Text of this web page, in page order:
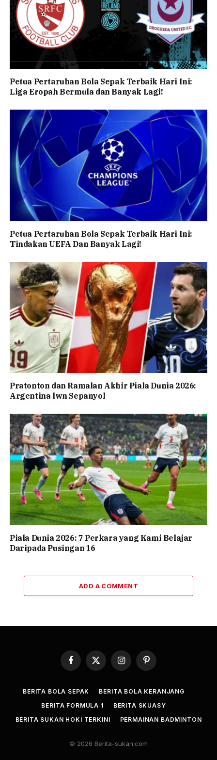
Petua Pertaruhan Bola Sepak Terbaik Hari Ini:
Liga Eropah Bermula dan Banyak Lagi!
Petua Pertaruhan Bola Sepak Terbaik Hari Ini:
Tindakan UEFA Dan Banyak Lagi!
Pratonton dan Ramalan Akhir Piala Dunia 2026:
Argentina lwn Sepanyol
Piala Dunia 2026: 7 Perkara yang Kami Belajar
Daripada Pusingan 16
ADD A COMMENT
Facebook
X
(Twitter)
InstagramPinterest
BERITA BOLA SEPAK
BERITA BOLA KERANJANG
BERITA FORMULA 1
BERITA SKUASY
BERITA SUKAN HOKI TERKINI
PERMAINAN BADMINTON
© 2026 Berita-sukan.com